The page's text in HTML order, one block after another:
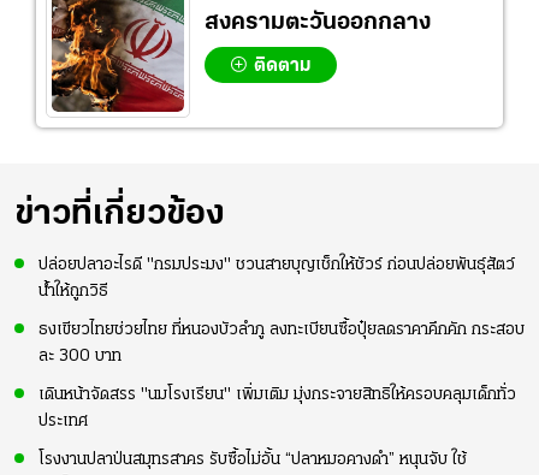
สงครามตะวันออกกลาง
ติดตาม
ข่าวที่เกี่ยวข้อง
ปล่อยปลาอะไรดี "กรมประมง" ชวนสายบุญเช็กให้ชัวร์ ก่อนปล่อยพันธุ์สัตว์
น้ำให้ถูกวิธี
ธงเขียวไทยช่วยไทย ที่หนองบัวลำภู ลงทะเบียนซื้อปุ๋ยลดราคาคึกคัก กระสอบ
ละ 300 บาท
เดินหน้าจัดสรร "นมโรงเรียน" เพิ่มเติม มุ่งกระจายสิทธิให้ครอบคลุมเด็กทั่ว
ประเทศ
โรงงานปลาป่นสมุทรสาคร รับซื้อไม่อั้น “ปลาหมอคางดำ” หนุนจับ ใช้